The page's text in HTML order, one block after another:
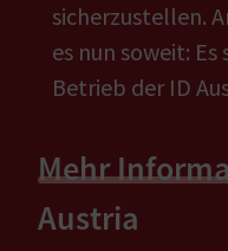
sicherzustellen.
es nun soweit:
Betrieb der ID
Mehr
Austria